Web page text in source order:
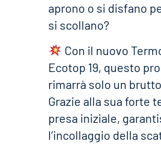
aprono o si disfano
si scollano?
Con il nuovo
Ecotop 19, questo
rimarrà solo un
Grazie alla sua forte
presa iniziale,
l’incollaggio della